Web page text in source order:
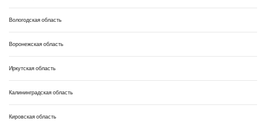
Вологодская область
Воронежская область
Иркутская область
Калининградская область
Кировская область